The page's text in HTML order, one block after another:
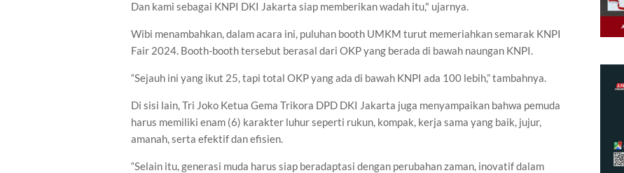
Dan kami sebagai KNPI DKI Jakarta siap memberikan wadah itu," ujarnya.
Wibi menambahkan, dalam acara ini, puluhan booth UMKM turut memeriahkan semarak KNPI
Fair 2024. Booth-booth tersebut berasal dari OKP yang berada di bawah naungan KNPI.
“Sejauh ini yang ikut 25, tapi total OKP yang ada di bawah KNPI ada 100 lebih,” tambahnya.
Di sisi lain, Tri Joko Ketua Gema Trikora DPD DKI Jakarta juga menyampaikan bahwa pemuda
harus memiliki enam (6) karakter luhur seperti rukun, kompak, kerja sama yang baik, jujur,
amanah, serta efektif dan efisien.
“Selain itu, generasi muda harus siap beradaptasi dengan perubahan zaman, inovatif dalam